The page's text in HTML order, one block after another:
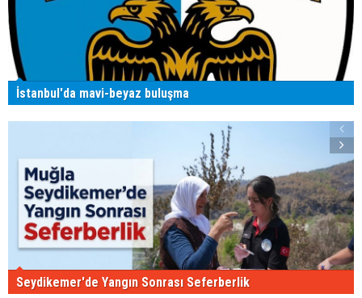
İstanbul'da mavi-beyaz buluşma
Seydikemer'de Yangın Sonrası Seferberlik